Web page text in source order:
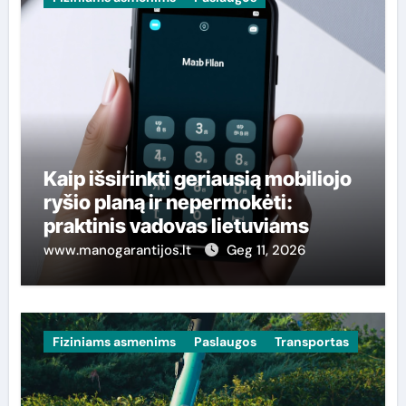
Kaip išsirinkti geriausią mobiliojo
ryšio planą ir nepermokėti:
praktinis vadovas lietuviams
www.manogarantijos.lt Geg 11, 2026
Fiziniams asmenims Paslaugos Transportas